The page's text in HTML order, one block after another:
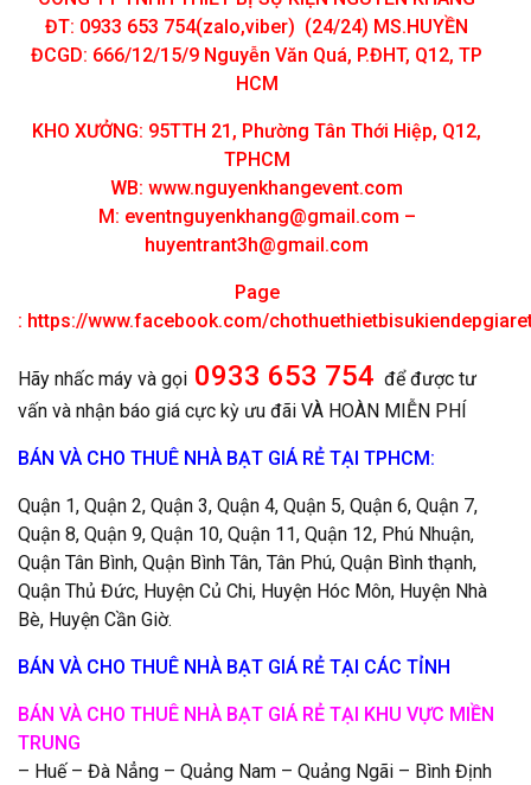
ĐT: 0933 653 754(zalo,viber) (24/24) MS.HUYỀN
ĐCGD: 666/12/15/9 Nguyễn Văn Quá, P.ĐHT, Q12, TP
HCM
KHO XƯỞNG: 95TTH 21, Phường Tân Thới Hiệp, Q12,
TPHCM
WB: www.nguyenkhangevent.com
M: eventnguyenkhang@gmail.com –
huyentrant3h@gmail.com
Page
: https://www.facebook.com/
Hãy nhấc máy và gọi 0933 653 754 để được tư
vấn và nhận báo giá cực kỳ ưu đãi VÀ HOÀN MIỄN PHÍ
BÁN VÀ CHO THUÊ NHÀ BẠT GIÁ RẺ TẠI TPHCM:
Quận 1, Quận 2, Quận 3, Quận 4, Quận 5, Quận 6, Quận 7,
Quận 8, Quận 9, Quận 10, Quận 11, Quận 12, Phú Nhuận,
Quận Tân Bình, Quận Bình Tân, Tân Phú, Quận Bình thạnh,
Quận Thủ Đức, Huyện Củ Chi, Huyện Hóc Môn, Huyện Nhà
Bè, Huyện Cần Giờ.
BÁN VÀ CHO THUÊ NHÀ BẠT GIÁ RẺ TẠI CÁC TỈNH
BÁN VÀ CHO THUÊ NHÀ BẠT GIÁ RẺ TẠI KHU VỰC MIỀN
TRUNG
– Huế – Đà Nẳng – Quảng Nam – Quảng Ngãi – Bình Định